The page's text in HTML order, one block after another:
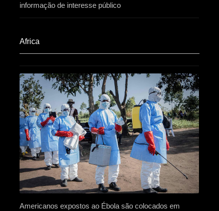
informação de interesse público
Africa​
Americanos expostos ao Ébola são colocados em